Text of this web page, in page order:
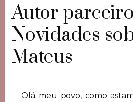
Autor
Novidades
Mateus
Olá meu povo, como